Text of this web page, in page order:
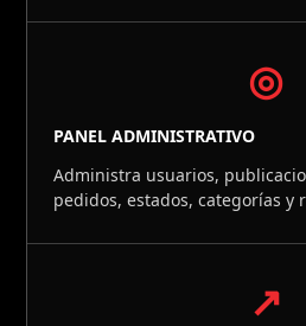
◎
PANEL ADMINISTRATIVO
Administra usuarios,
pedidos, estados, categorías y
↗